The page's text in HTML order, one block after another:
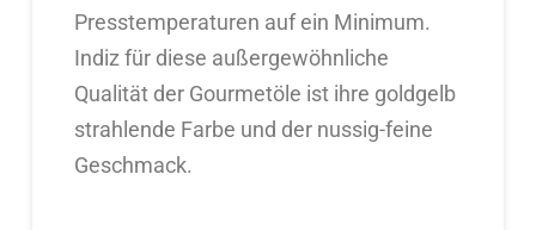
Presstemperaturen auf ein Minimum.
Indiz für diese außergewöhnliche
Qualität der Gourmetöle ist ihre goldgelb
strahlende Farbe und der nussig-feine
Geschmack.